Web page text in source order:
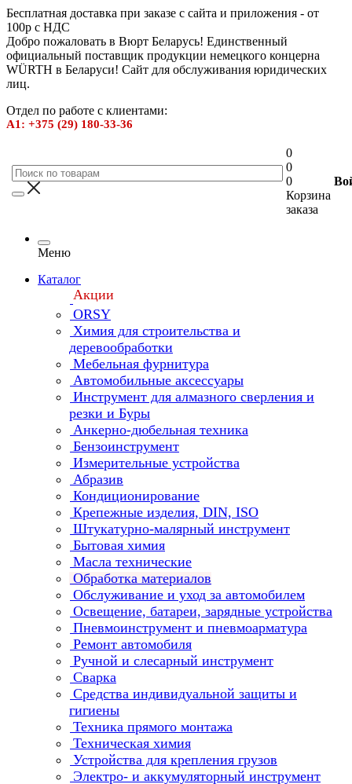
Бесплатная доставка при заказе с сайта и приложения - от
100р с НДС
Добро пожаловать в Вюрт Беларусь! Единственный
официальный поставщик продукции немецкого концерна
WÜRTH в Беларуси! Сайт для обслуживания юридических
лиц.
Отдел по работе с клиентами:
А1: +375 (29) 180-33-36
0
0
0
Корзина
заказа
Меню
Каталог
Акции
ORSY
Химия для строительства и
деревообработки
Мебельная фурнитура
Автомобильные аксессуары
Инструмент для алмазного сверления и
резки и Буры
Анкерно-дюбельная техника
Бензоинструмент
Измерительные устройства
Абразив
Кондиционирование
Крепежные изделия, DIN, ISO
Штукатурно-малярный инструмент
Бытовая химия
Масла технические
Обработка материалов
Обслуживание и уход за автомобилем
Освещение, батареи, зарядные устройства
Пневмоинструмент и пневмоарматура
Ремонт автомобиля
Ручной и слесарный инструмент
Сварка
Средства индивидуальной защиты и
гигиены
Техника прямого монтажа
Техническая химия
Устройства для крепления грузов
Электро- и аккумуляторный инструмент